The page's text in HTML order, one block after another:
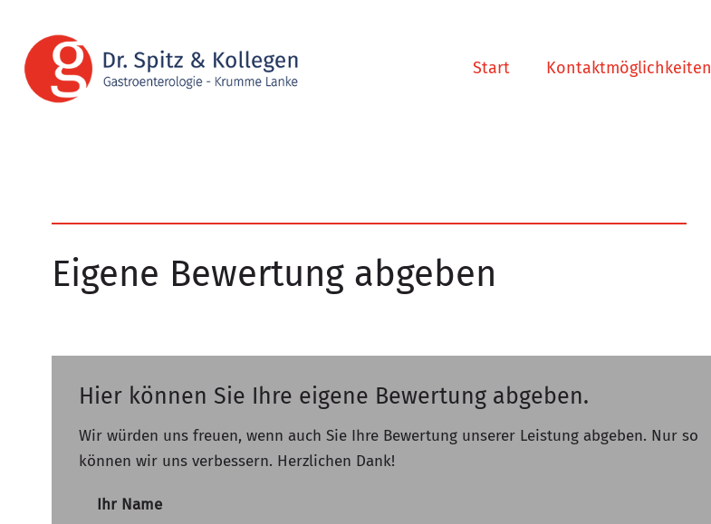
Start Kontaktmöglichkeiten
Eigene Bewertung abgeben
Hier können Sie Ihre eigene Bewertung abgeben.
Wir würden uns freuen, wenn auch Sie Ihre Bewertung unserer Leistung abgeben. Nur so
können wir uns verbessern. Herzlichen Dank!
Ihr Name